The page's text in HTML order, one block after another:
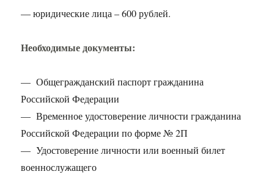
— юридические лица – 600 рублей.
Необходимые документы:
— Общегражданский паспорт гражданина
Российской Федерации
— Временное удостоверение личности гражданина
Российской Федерации по форме № 2П
— Удостоверение личности или военный билет
военнослужащего